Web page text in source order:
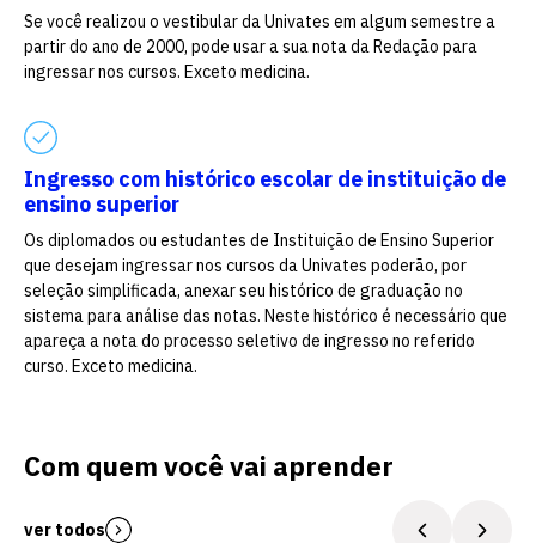
Se você realizou o vestibular da Univates em algum semestre a
partir do ano de 2000, pode usar a sua nota da Redação para
ingressar nos cursos. Exceto medicina.
Ingresso com histórico escolar de instituição de
ensino superior
Os diplomados ou estudantes de Instituição de Ensino Superior
que desejam ingressar nos cursos da Univates poderão, por
seleção simplificada, anexar seu histórico de graduação no
sistema para análise das notas. Neste histórico é necessário que
apareça a nota do processo seletivo de ingresso no referido
curso. Exceto medicina.
Com quem você vai aprender
ver todos
Escolha a vaga que você
quer concorrer:
vagas para início de curso